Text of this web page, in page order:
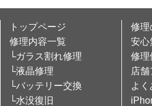
トップページ
修理内容一覧
└ガラス割れ修理
└液晶修理
└バッテリー交換
└水没復旧
修理
安心
修理
店舗
よ